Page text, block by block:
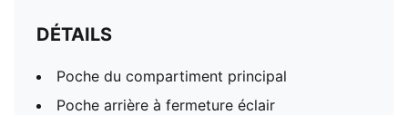
DÉTAILS
Poche du compartiment principal
Poche arrière à fermeture éclair